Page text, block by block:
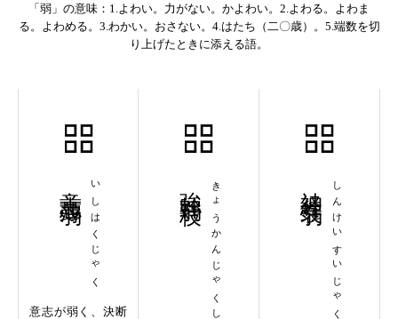
「弱」の意味：1.よわい。力がない。かよわい。2.よわる。よわま
る。よわめる。3.わかい。おさない。4.はたち（二〇歳）。5.端数を切
り上げたときに添える語。
いしはくじゃく
意志が弱く、決断
きょうかんじゃくし しんけいすいじゃく